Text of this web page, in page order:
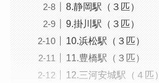
8.静岡駅（３匹）
9.掛川駅（３匹）
10.浜松駅（３匹）
11.豊橋駅（３匹）
12.三河安城駅（４匹）